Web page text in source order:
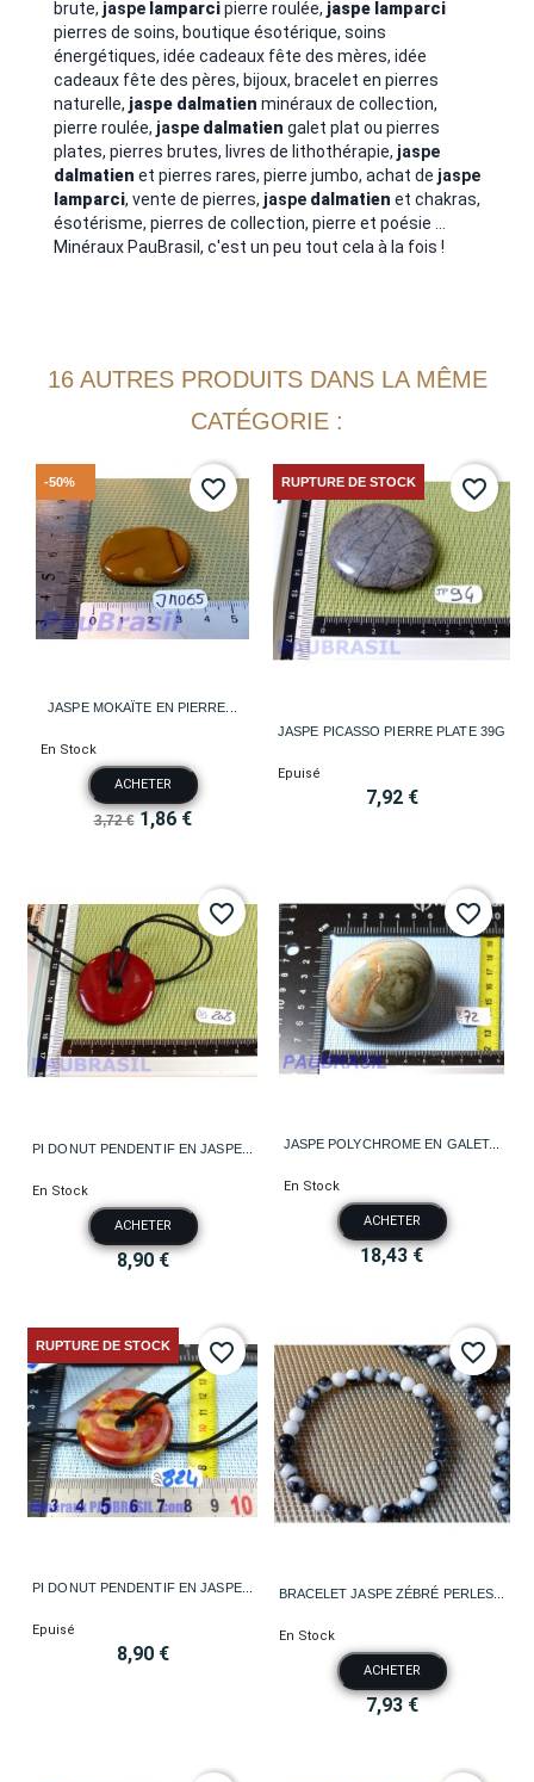
brute, jaspe lamparcipierre roulée, jaspe lamparci
pierres de soins, boutique ésotérique, soins
énergétiques, idée cadeaux fête des mères, idée
cadeaux fête des pères, bijoux, bracelet en pierres
naturelle, jaspe dalmatien minéraux de collection,
pierre roulée, jaspe dalmatien galet plat ou pierres
plates, pierres brutes, livres de lithothérapie, jaspe
dalmatien et pierres rares, pierre jumbo, achat de jaspe
lamparci, vente de pierres, jaspe dalmatien et chakras,
ésotérisme, pierres de collection, pierre et poésie ...
Minéraux PauBrasil, c'est un peu tout cela à la fois !
16 AUTRES PRODUITS DANS LA MÊME
CATÉGORIE :
JASPE MOKAÏTE EN PIERRE...
En Stock
ACHETER
3,72 € 1,86 €
-50% favorite_border
JASPE PICASSO PIERRE PLATE 39G
Epuisé
7,92 €
RUPTURE DE STOCK favorite_border
PI DONUT PENDENTIF EN JASPE...
En Stock
ACHETER
8,90 €
favorite_border
JASPE POLYCHROME EN GALET...
En Stock
ACHETER
18,43 €
favorite_border
PI DONUT PENDENTIF EN JASPE...
Epuisé
8,90 €
RUPTURE DE STOCK favorite_border
BRACELET JASPE ZÉBRÉ PERLES...
En Stock
ACHETER
7,93 €
favorite_border